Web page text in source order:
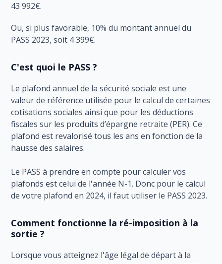
43 992€.
Ou, si plus favorable, 10% du montant annuel du
PASS 2023, soit 4 399€.
C'est quoi le PASS ?
Le plafond annuel de la sécurité sociale est une
valeur de référence utilisée pour le calcul de certaines
cotisations sociales ainsi que pour les déductions
fiscales sur les produits d’épargne retraite (PER). Ce
plafond est revalorisé tous les ans en fonction de la
hausse des salaires.
Le PASS à prendre en compte pour calculer vos
plafonds est celui de l'année N-1. Donc pour le calcul
de votre plafond en 2024, il faut utiliser le PASS 2023.
Comment fonctionne la ré-imposition à la
sortie ?
Lorsque vous atteignez l'âge légal de départ à la